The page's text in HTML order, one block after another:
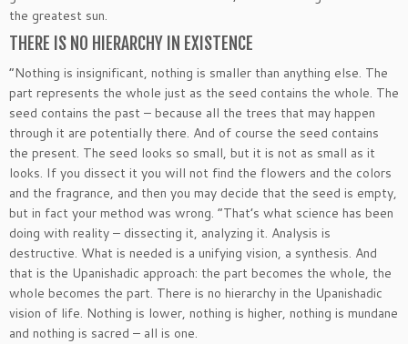
the greatest sun.
THERE IS NO HIERARCHY IN EXISTENCE
“Nothing is insignificant, nothing is smaller than anything else. The
part represents the whole just as the seed contains the whole. The
seed contains the past – because all the trees that may happen
through it are potentially there. And of course the seed contains
the present. The seed looks so small, but it is not as small as it
looks. If you dissect it you will not find the flowers and the colors
and the fragrance, and then you may decide that the seed is empty,
but in fact your method was wrong. “That’s what science has been
doing with reality – dissecting it, analyzing it. Analysis is
destructive. What is needed is a unifying vision, a synthesis. And
that is the Upanishadic approach: the part becomes the whole, the
whole becomes the part. There is no hierarchy in the Upanishadic
vision of life. Nothing is lower, nothing is higher, nothing is mundane
and nothing is sacred – all is one.